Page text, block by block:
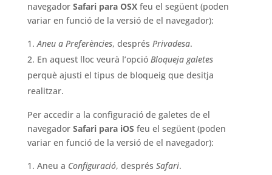
navegador Safari para OSXfeu el següent (poden
variar en funció de la versió de el navegador):
Aneu a Preferències, després Privadesa.
En aquest lloc veurà l’opció Bloqueja galetes
perquè ajusti el tipus de bloqueig que desitja
realitzar.
Per accedir a la configuració de galetes de el
navegador Safari para iOS feu el següent (poden
variar en funció de la versió de el navegador):
Aneu a Configuració, després Safari.